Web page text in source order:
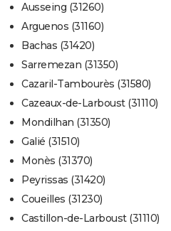
Ausseing (31260)
Arguenos (31160)
Bachas (31420)
Sarremezan (31350)
Cazaril-Tambourès (31580)
Cazeaux-de-Larboust (31110)
Mondilhan (31350)
Galié (31510)
Monès (31370)
Peyrissas (31420)
Coueilles (31230)
Castillon-de-Larboust (31110)